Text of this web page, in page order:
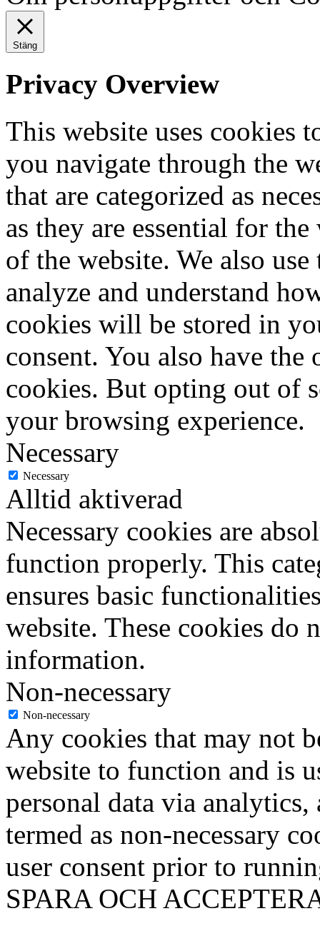
Stäng
Privacy Overview
This website uses cookies
you navigate through the
that are categorized as
as they are essential for
of the website. We also
analyze and understand
cookies will be stored in
consent. You also have
cookies. But opting out of
your browsing experience.
Necessary
Necessary
Alltid aktiverad
Necessary cookies are
function properly. This
ensures basic
website. These cookies do
information.
Non-necessary
Non-necessary
Any cookies that may not
website to function and is
personal data via analytics,
termed as non-necessary
user consent prior to
SPARA OCH